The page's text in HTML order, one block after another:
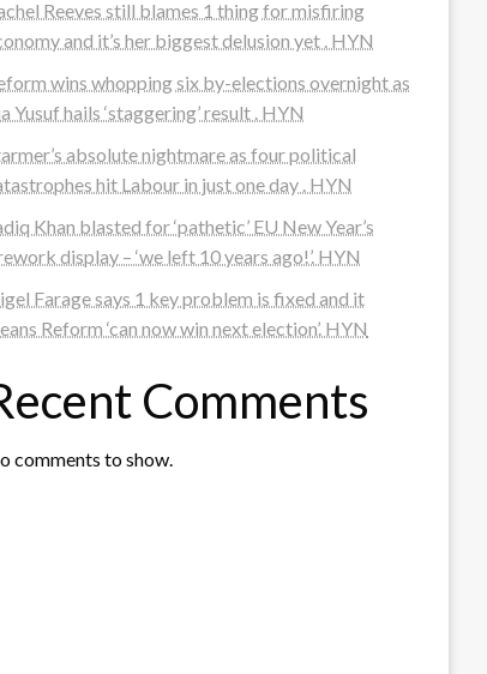
Reeves still blames 1 thing for misfiring
and it’s her biggest delusion yet . HYN
wins whopping six by-elections overnight as
Yusuf hails ‘staggering’ result . HYN
absolute nightmare as four political
hit Labour in just one day . HYN
Khan blasted for ‘pathetic’ EU New Year’s
display – ‘we left 10 years ago!’. HYN
Farage says 1 key problem is fixed and it
Reform ‘can now win next election’. HYN
Comments
comments to show.